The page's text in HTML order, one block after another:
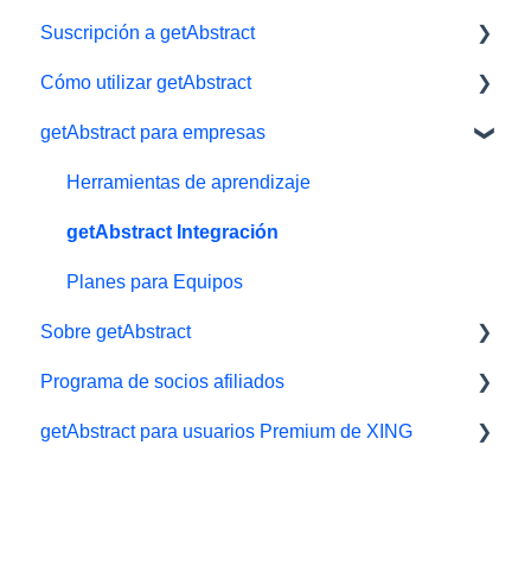
Suscripción a getAbstract
Gestionar la suscripción
Datos personales y preferencias
Suscripción gratuita de prueba
#NextGenLeaders - Oferta para estudiantes
Pagos y facturas
Regale getAbstract
Cómo utilizar getAbstract
Lector electrónico
App
Biblioteca y listas de lectura
Audiolibros
Ajustes y visualización
Resúmenes
Soporte técnico
getAbstract para empresas
Herramientas de aprendizaje
getAbstract Integración
Planes para Equipos
Sobre getAbstract
Resúmenes y redacción
Contáctenos
Programa de socios afiliados
Afiliados/ Aliados e Impact
getAbstract para usuarios Premium de XING